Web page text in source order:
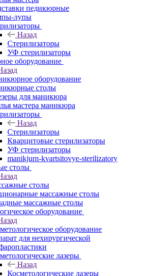
педикюрные
лупы
Назад
Стерилизаторы
УФ стерилизаторы
оборудование
оборудование
столы
для маникюра
мастера маникюра
Назад
Стерилизаторы
Кварцитовые стерилизаторы
УФ стерилизаторы
manikjurn-kvartsitovye-sterilizatory
столы
столы
массажные столы
массажные столы
оборудование
оборудование
для нехирургической
лазеры
Назад
Косметологические лазеры